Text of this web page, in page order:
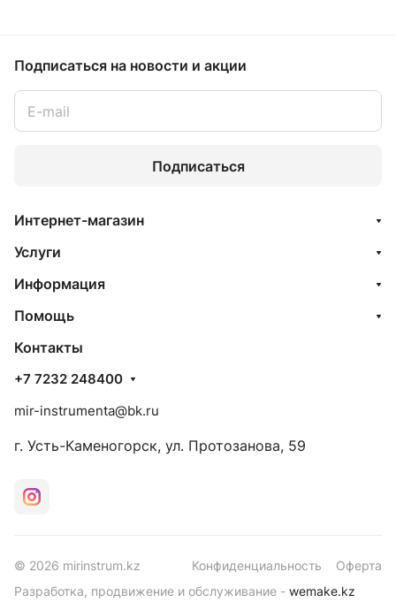
Подписаться на новости и акции
Подписаться
Интернет-магазин
Услуги
Информация
Помощь
Контакты
+7 7232 248400
mir-instrumenta@bk.ru
г. Усть-Каменогорск, ул. Протозанова, 59
© 2026 mirinstrum.kz Конфиденциальность
Оферта
Разработка, продвижение и обслуживание - wemake.kz